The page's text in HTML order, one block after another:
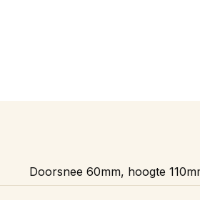
Doorsnee 60mm, hoogte